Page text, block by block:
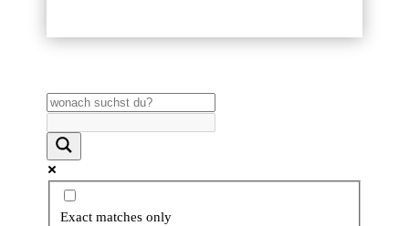
Exact matches only